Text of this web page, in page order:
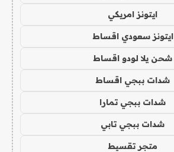
ايتونز امريكي
ايتونز سعودي اقساط
شحن يلا لودو اقساط
شدات ببجي اقساط
شدات ببجي تمارا
شدات ببجي تابي
متجر تقسيط